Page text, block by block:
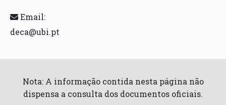
Email:
deca@ubi.pt
Nota: A informação contida nesta página não
dispensa a consulta dos documentos oficiais.